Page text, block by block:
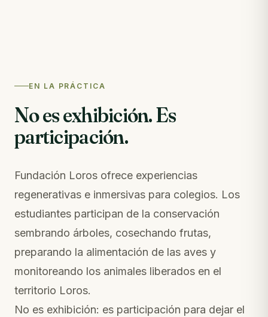
EN LA PRÁCTICA
No es exhibición. Es
participación.
Fundación Loros ofrece experiencias
regenerativas e inmersivas para colegios. Los
estudiantes participan de la conservación
sembrando árboles, cosechando frutas,
preparando la alimentación de las aves y
monitoreando los animales liberados en el
territorio Loros.
No es exhibición: es participación para dejar el